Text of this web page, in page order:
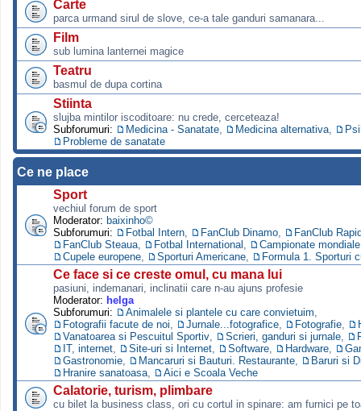
Carte
parca urmand sirul de slove, ce-a tale ganduri samanara...
Film
sub lumina lanternei magice
Teatru
basmul de dupa cortina
Stiinta
slujba mintilor iscoditoare: nu crede, cerceteaza!
Subforumuri:
Medicina - Sanatate Medicina alternativa
Probleme de sanatate
Ce ne place
Sport
vechiul forum de sport
Moderator: baixinho©
Subforumuri:
Fotbal Intern FanClub Dinamo
FanClub
FanClub Steaua
Fotbal International
Campionate
Cupele europene
Sporturi Americane Formula 1. Sporturi
Ce face si ce creste omul, cu mana lui
pasiuni, indemanari, inclinatii care n-au ajuns profesie
Moderator: helga
Subforumuri:
Animalele si plantele cu care convietuim
Fotografii facute de noi
Jurnale...fotografice Fotografie
Vanatoarea si Pescuitul Sportiv
Scrieri, ganduri si jurnale
IT, internet
Site-uri si Internet Software Hardware
Gastronomie
Mancaruri si Bauturi. Restaurante
Baruri si
Hranire sanatoasa
Aici e Scoala Veche
Calatorie, turism, plimbare
cu bilet la business class, ori cu cortul in spinare: am furnici pe